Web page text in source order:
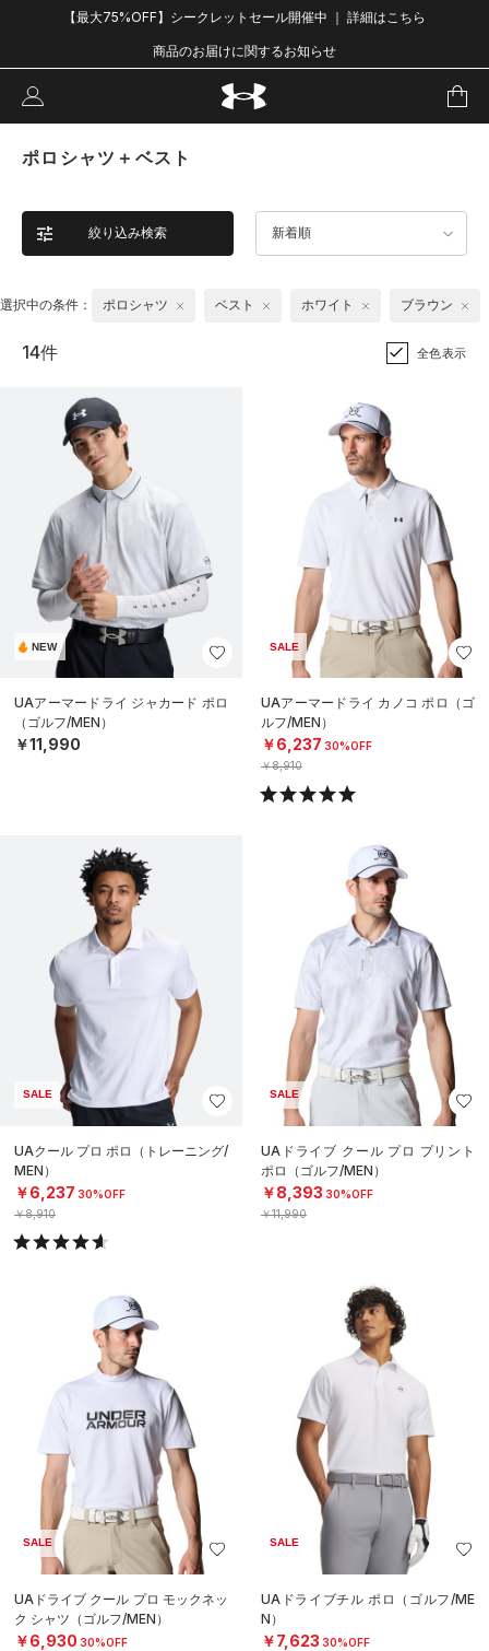
【最大75%OFF】シークレットセール開催中 ｜ 詳細はこちら
商品のお届けに関するお知らせ
ポロシャツ＋ベスト
絞り込み検索 新着順
選択中の条件： ポロシャツ ベスト ホワイト ブラウン
14件 全色表示
NEW
UAアーマードライ ジャカード ポロ
（ゴルフ/MEN）
￥11,990
SALE
UAアーマードライ カノコ ポロ（ゴ
ルフ/MEN）
￥6,237 30%OFF
￥8,910
SALE
UAクール プロ ポロ（トレーニング/
MEN）
￥6,237 30%OFF
￥8,910
SALE
UAドライブ クール プロ プリント
ポロ（ゴルフ/MEN）
￥8,393 30%OFF
￥11,990
SALE
UAドライブ クール プロ モックネッ
ク シャツ（ゴルフ/MEN）
￥6,930 30%OFF
SALE
UAドライブチル ポロ（ゴルフ/ME
N）
￥7,623 30%OFF